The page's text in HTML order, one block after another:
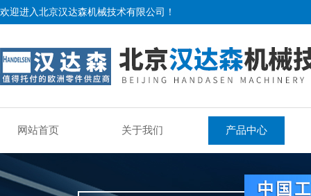
欢迎进入北京汉达森机械技术有限公司！
网站首页 关于我们 产品中心